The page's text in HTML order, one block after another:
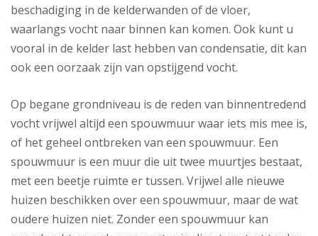
beschadiging in de kelderwanden of de vloer,
waarlangs vocht naar binnen kan komen. Ook kunt u
vooral in de kelder last hebben van condensatie, dit kan
ook een oorzaak zijn van opstijgend vocht.
Op begane grondniveau is de reden van binnentredend
vocht vrijwel altijd een spouwmuur waar iets mis mee is,
of het geheel ontbreken van een spouwmuur. Een
spouwmuur is een muur die uit twee muurtjes bestaat,
met een beetje ruimte er tussen. Vrijwel alle nieuwe
huizen beschikken over een spouwmuur, maar de wat
oudere huizen niet. Zonder een spouwmuur kan